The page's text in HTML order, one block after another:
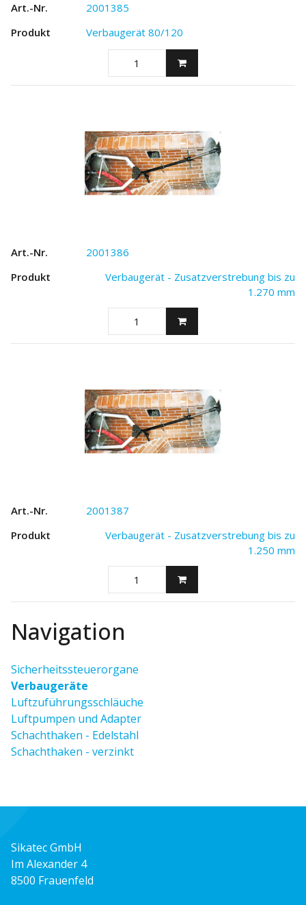
Navigation
Sicherheitssteuerorgane
Verbaugeräte
Luftzuführungsschläuche
Luftpumpen und Adapter
Schachthaken - Edelstahl
Schachthaken - verzinkt
2001385
Verbaugerät 80/120
2001386
Verbaugerät - Zusatzverstrebung bis zu
1.270 mm
2001387
Verbaugerät - Zusatzverstrebung bis zu
1.250 mm
Sikatec GmbH
Im Alexander 4
8500 Frauenfeld